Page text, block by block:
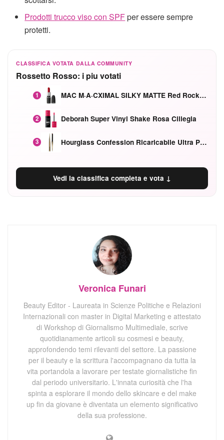
Prodotti trucco viso con SPFper essere sempre
protetti.
CLASSIFICA VOTATA DALLA COMMUNITY
Rossetto Rosso: i piu votati
1 MAC M·A·CXIMAL SILKY MATTE Red Rock mat
2 Deborah Super Vinyl Shake Rosa Ciliegia
3 Hourglass Confession Ricaricabile Ultra Preciso Ad Alta Intensità Secretly Classic Red
Vedi la classifica completa e vota ↓
Veronica Funari
Beauty Editor - Laureata in Scienze Politiche e Relazioni
Internazionali con master in Digital Marketing e attestato
di Workshop di Giornalismo Multimediale, scrive
quotidianamente articoli su cosmesi e beauty,
approfondendo temi rilevanti del settore. La passione
per il beauty e la scrittura l'accompagnano da tutta la
vita portandola a lavorare per testate giornalistiche fin
dal periodo universitario. L'innata curiosità che l'ha
spinta a esplorare il mondo dello skincare e del make
up fin da giovane è diventata un elemento significativo
della sua professione.